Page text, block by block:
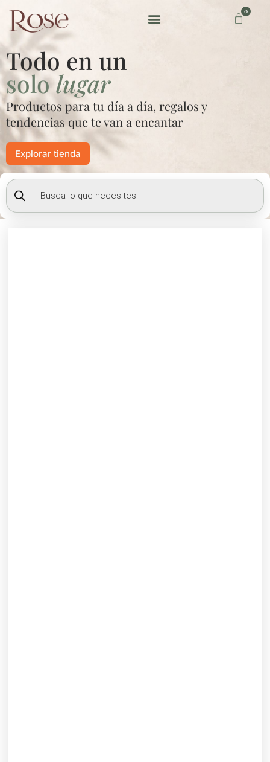
contenido
0
Carrito
Todo en un
sololugar
Productos para tu día a día, regalos y
tendencias que te van a encantar
Explorar tienda
Búsqueda
de
productos